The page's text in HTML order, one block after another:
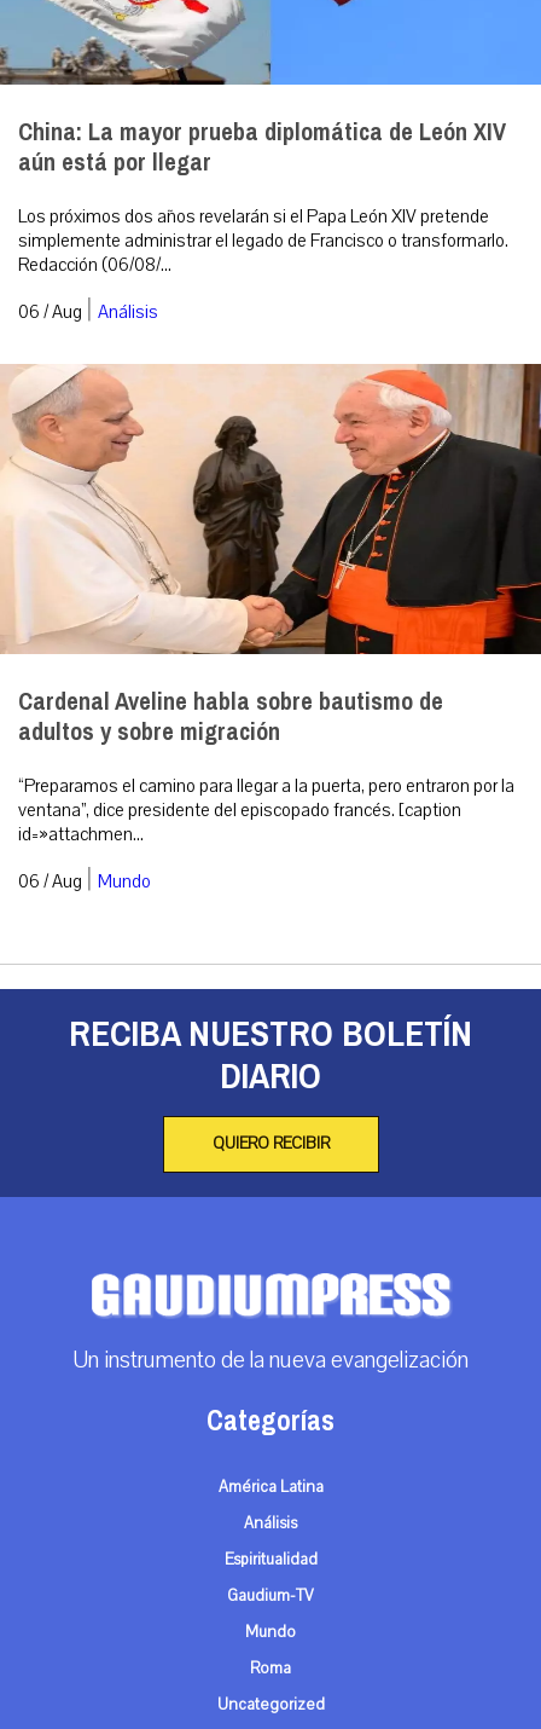
China: La mayor prueba diplomática de León XIV
aún está por llegar
Los próximos dos años revelarán si el Papa León XIV pretende
simplemente administrar el legado de Francisco o transformarlo.
Redacción (06/08/...
06 / Aug | Análisis
Cardenal Aveline habla sobre bautismo de
adultos y sobre migración
“Preparamos el camino para llegar a la puerta, pero entraron por la
ventana”, dice presidente del episcopado francés. [caption
id=»attachmen...
06 / Aug | Mundo
RECIBA NUESTRO BOLETÍN
DIARIO
QUIERO RECIBIR
Un instrumento de la nueva evangelización
Categorías
América Latina
Análisis
Espiritualidad
Gaudium-TV
Mundo
Roma
Uncategorized